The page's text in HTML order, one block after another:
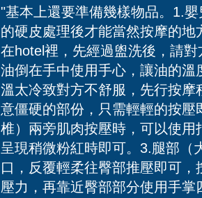
"基本上還要準備幾樣物品。1.
的硬皮處理後才能當然按摩的
在hotel裡，先經過盥洗後，請
油倒在手中使用手心，讓油的
溫太冷致對方不舒服，先行按
意僵硬的部份，只需輕輕的按
椎）兩旁肌肉按壓時，可以使
呈現稍微粉紅時即可。3.腿部（
口，反覆輕柔往臀部推壓即可
壓力，再靠近臀部部分使用手